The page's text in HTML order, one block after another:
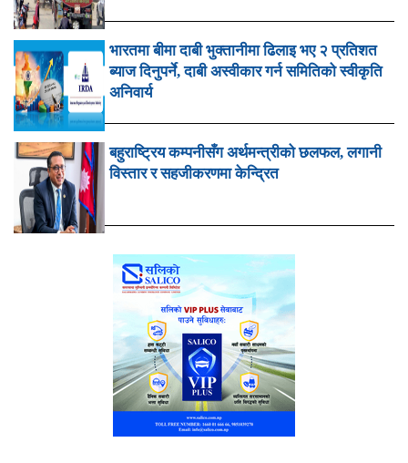
भारतमा बीमा दाबी भुक्तानीमा ढिलाइ भए २ प्रतिशत
ब्याज दिनुपर्ने, दाबी अस्वीकार गर्न समितिको स्वीकृति
अनिवार्य
बहुराष्ट्रिय कम्पनीसँग अर्थमन्त्रीको छलफल, लगानी
विस्तार र सहजीकरणमा केन्द्रित